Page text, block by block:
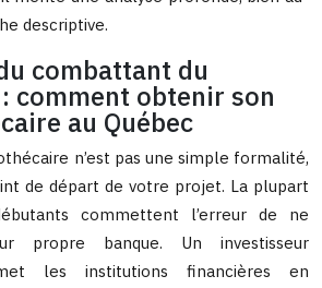
descriptive.
combattant du
comment obtenir son
au Québec
n’est pas une simple formalité,
de départ de votre projet. La plupart
commettent l’erreur de ne
propre banque. Un investisseur
les institutions financières en